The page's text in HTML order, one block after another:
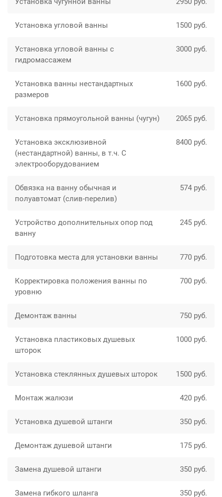
Установка угловой ванны 1500 руб.
Установка угловой ванны с
гидромассажем
3000 руб.
Установка ванны нестандартных
размеров
1600 руб.
Установка прямоугольной ванны (чугун) 2065 руб.
Установка эксклюзивной
(нестандартной) ванны, в т.ч. С
электрооборудованием
8400 руб.
Обвязка на ванну обычная и
полуавтомат (слив-перелив)
574 руб.
Устройство дополнительных опор под
ванну
245 руб.
Подготовка места для установки ванны 770 руб.
Корректировка положения ванны по
уровню
700 руб.
Демонтаж ванны 750 руб.
Установка пластиковых душевых
шторок
1000 руб.
Установка стеклянных душевых шторок 1500 руб.
Монтаж жалюзи 420 руб.
Установка душевой штанги 350 руб.
Демонтаж душевой штанги 175 руб.
Замена душевой штанги 350 руб.
Замена гибкого шланга 350 руб.